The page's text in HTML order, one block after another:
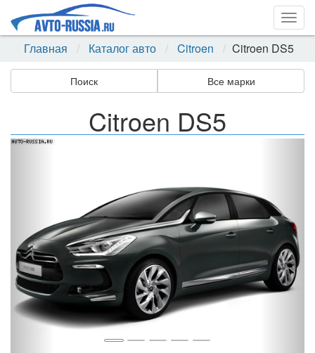
Главная
Каталог авто Citroen Citroen DS5
Поиск Все марки
Citroen DS5
Назад